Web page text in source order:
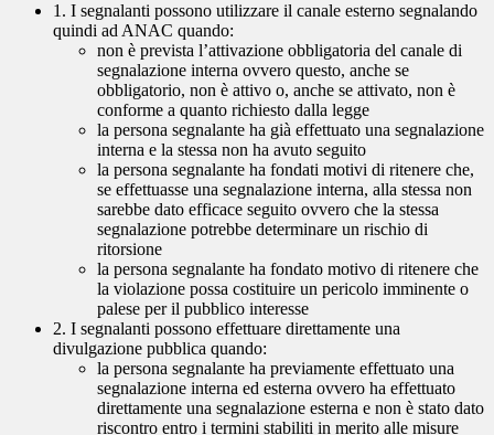
1. I segnalanti possono utilizzare il canale esterno segnalando
quindi ad ANAC quando:
non è prevista l’attivazione obbligatoria del canale di
segnalazione interna ovvero questo, anche se
obbligatorio, non è attivo o, anche se attivato, non è
conforme a quanto richiesto dalla legge
la persona segnalante ha già effettuato una segnalazione
interna e la stessa non ha avuto seguito
la persona segnalante ha fondati motivi di ritenere che,
se effettuasse una segnalazione interna, alla stessa non
sarebbe dato efficace seguito ovvero che la stessa
segnalazione potrebbe determinare un rischio di
ritorsione
la persona segnalante ha fondato motivo di ritenere che
la violazione possa costituire un pericolo imminente o
palese per il pubblico interesse
2. I segnalanti possono effettuare direttamente una
divulgazione pubblica quando:
la persona segnalante ha previamente effettuato una
segnalazione interna ed esterna ovvero ha effettuato
direttamente una segnalazione esterna e non è stato dato
riscontro entro i termini stabiliti in merito alle misure